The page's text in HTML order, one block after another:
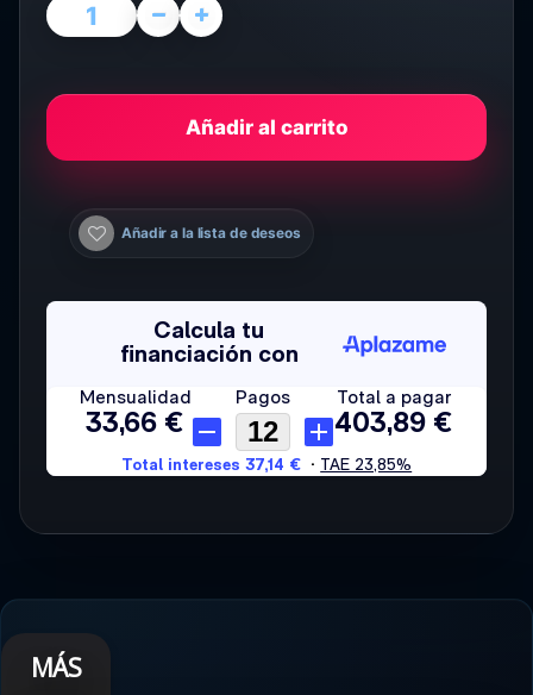
Añadir al carrito
Añadir a la lista de deseos
MÁS